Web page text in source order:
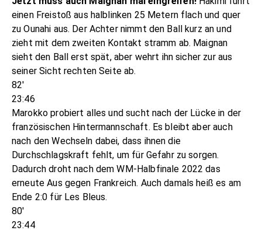
einen Freistoß aus halblinken 25 Metern flach und quer
zu Ounahi aus. Der Achter nimmt den Ball kurz an und
zieht mit dem zweiten Kontakt stramm ab. Maignan
sieht den Ball erst spät, aber wehrt ihn sicher zur aus
seiner Sicht rechten Seite ab.
82'
23:46
Marokko probiert alles und sucht nach der Lücke in der
französischen Hintermannschaft. Es bleibt aber auch
nach den Wechseln dabei, dass ihnen die
Durchschlagskraft fehlt, um für Gefahr zu sorgen.
Dadurch droht nach dem WM-Halbfinale 2022 das
erneute Aus gegen Frankreich. Auch damals heiß es am
Ende 2:0 für Les Bleus.
80'
23:44